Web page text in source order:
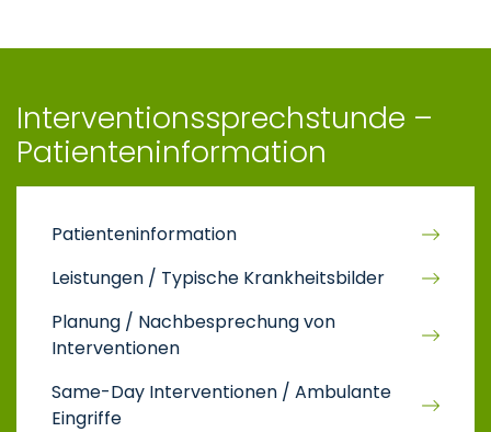
Interventionssprechstunde –
Patienteninformation
Patienteninformation
Leistungen / Typische Krankheitsbilder
Planung / Nachbesprechung von
Interventionen
Same-Day Interventionen / Ambulante
Eingriffe